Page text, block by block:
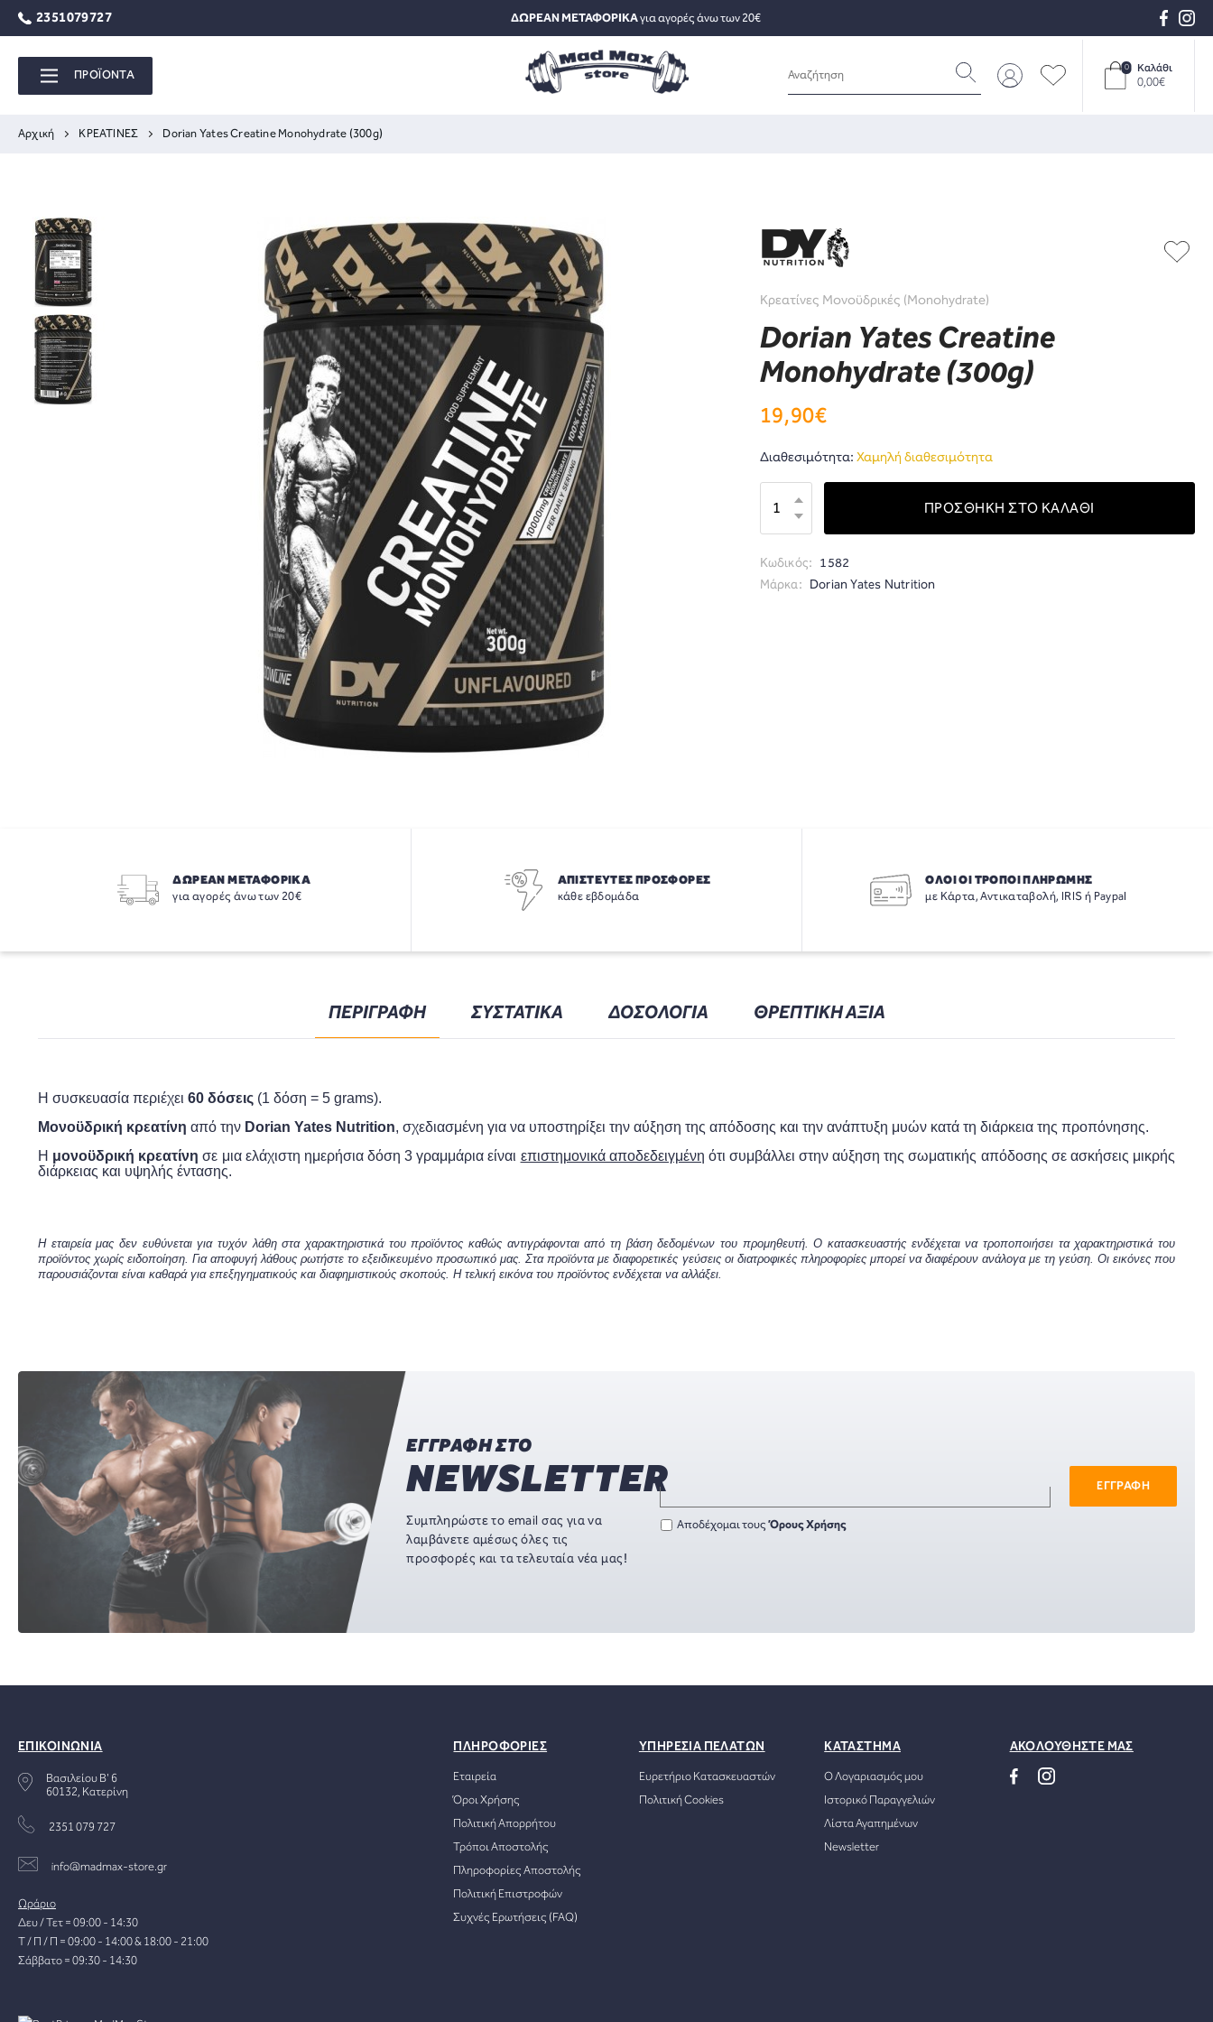
2351079727 ΔΩΡΕΑΝ ΜΕΤΑΦΟΡΙΚΑγια αγορές άνω των 20€
ΠΡΟΪΟΝΤΑ 0 Καλάθι
0,00€
Αρχική ΚΡΕΑΤΙΝΕΣ Dorian Yates Creatine Monohydrate (300g)
Κρεατίνες Μονοϋδρικές (Monohydrate)
Dorian Yates Creatine
Monohydrate (300g)
19,90€
Διαθεσιμότητα:Χαμηλή διαθεσιμότητα
ΠΡΟΣΘΗΚΗ ΣΤΟ ΚΑΛΑΘΙ
Κωδικός: 1582
Μάρκα: Dorian Yates Nutrition
ΔΩΡΕΑΝ ΜΕΤΑΦΟΡΙΚΑ
για αγορές άνω των 20€
ΑΠΙΣΤΕΥΤΕΣ ΠΡΟΣΦΟΡΕΣ
κάθε εβδομάδα
ΟΛΟΙ ΟΙ ΤΡΟΠΟΙ ΠΛΗΡΩΜΗΣ
με Κάρτα, Αντικαταβολή, IRIS ή Paypal
ΠΕΡΙΓΡΑΦΗ ΣΥΣΤΑΤΙΚΑ ΔΟΣΟΛΟΓΙΑ ΘΡΕΠΤΙΚΗ ΑΞΙΑ
Η συσκευασία περιέχει 60 δόσεις (1 δόση = 5 grams).
Μονοϋδρική κρεατίνη από την Dorian Yates Nutrition, σχεδιασμένη για να υποστηρίξει την αύξηση της απόδοσης και την ανάπτυξη μυών κατά τη διάρκεια της προπόνησης.
Η μονοϋδρική κρεατίνη σε μια ελάχιστη ημερήσια δόση 3γραμμάρια είναι επιστημονικά αποδεδειγμένη ότι συμβάλλει στην αύξηση της σωματικής απόδοσης σε ασκήσεις μικρής
διάρκειας και υψηλής έντασης.
Η εταιρεία μας δεν ευθύνεται για τυχόν λάθη στα χαρακτηριστικά του προϊόντος καθώς αντιγράφονται από τη βάση δεδομένων του προμηθευτή. Ο κατασκευαστής ενδέχεται να τροποποιήσει τα χαρακτηριστικά του
προϊόντος χωρίς ειδοποίηση. Για αποφυγή λάθους ρωτήστε το εξειδικευμένο προσωπικό μας. Στα προϊόντα με διαφορετικές γεύσεις οι διατροφικές πληροφορίες μπορεί να διαφέρουν ανάλογα με τη γεύση. Οι εικόνες που
παρουσιάζονται είναι καθαρά για επεξηγηματικούς και διαφημιστικούς σκοπούς. Η τελική εικόνα του προϊόντος ενδέχεται να αλλάξει.
ΕΓΓΡΑΦΗ ΣΤΟ
NEWSLETTER
Συμπληρώστε το email σας για να
λαμβάνετε αμέσως όλες τις
προσφορές και τα τελευταία νέα μας!
ΕΓΓΡΑΦΗ
Αποδέχομαι τουςΌρους Χρήσης
ΕΠΙΚΟΙΝΩΝΙΑ
Βασιλείου Β' 6
60132, Κατερίνη
2351 079 727
info@madmax-store.gr
Ωράριο
Δευ / Τετ = 09:00 - 14:30
Τ / Π / Π = 09:00 - 14:00 & 18:00 - 21:00
Σάββατο = 09:30 - 14:30
ΠΛΗΡΟΦΟΡΙΕΣ
Εταιρεία
Όροι Χρήσης
Πολιτική Απορρήτου
Τρόποι Αποστολής
Πληροφορίες Αποστολής
Πολιτική Επιστροφών
Συχνές Ερωτήσεις (FAQ)
ΥΠΗΡΕΣΙΑ ΠΕΛΑΤΩΝ
Ευρετήριο Κατασκευαστών
Πολιτική Cookies
ΚΑΤΑΣΤΗΜΑ
Ο Λογαριασμός μου
Ιστορικό Παραγγελιών
Λίστα Αγαπημένων
Newsletter
ΑΚΟΛΟΥΘΗΣΤΕ ΜΑΣ